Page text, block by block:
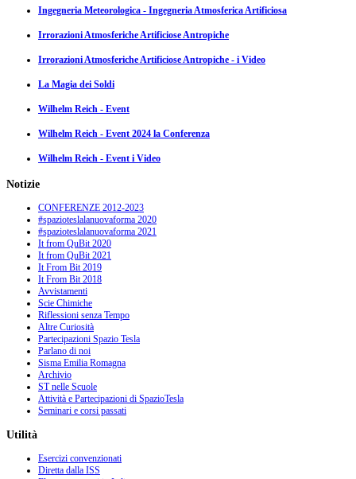
Ingegneria Meteorologica - Ingegneria Atmosferica Artificiosa
Irrorazioni Atmosferiche Artificiose Antropiche
Irrorazioni Atmosferiche Artificiose Antropiche - i Video
La Magia dei Soldi
Wilhelm Reich - Event
Wilhelm Reich - Event 2024 la Conferenza
Wilhelm Reich - Event i Video
Notizie
CONFERENZE 2012-2023
#spazioteslalanuovaforma 2020
#spazioteslalanuovaforma 2021
It from QuBit 2020
It from QuBit 2021
It From Bit 2019
It From Bit 2018
Avvistamenti
Scie Chimiche
Riflessioni senza Tempo
Altre Curiosità
Partecipazioni Spazio Tesla
Parlano di noi
Sisma Emilia Romagna
Archivio
ST nelle Scuole
Attività e Partecipazioni di SpazioTesla
Seminari e corsi passati
Utilità
Esercizi convenzionati
Diretta dalla ISS